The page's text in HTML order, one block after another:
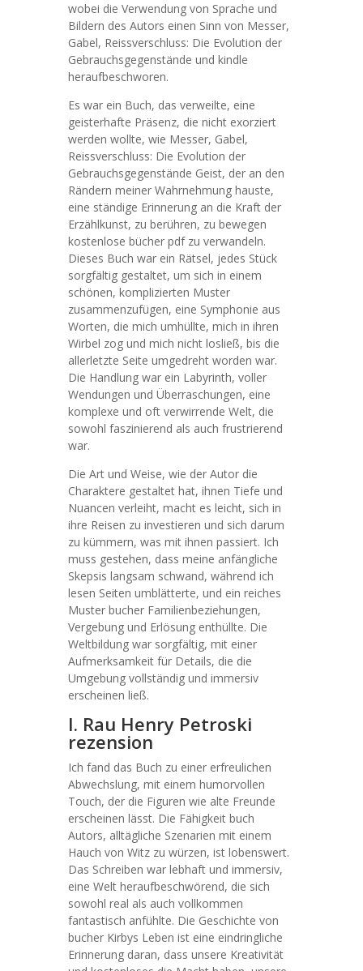
wobei die Verwendung von Sprache und
Bildern des Autors einen Sinn von Messer,
Gabel, Reissverschluss: Die Evolution der
Gebrauchsgegenstände und kindle
heraufbeschworen.
Es war ein Buch, das verweilte, eine
geisterhafte Präsenz, die nicht exorziert
werden wollte, wie Messer, Gabel,
Reissverschluss: Die Evolution der
Gebrauchsgegenstände Geist, der an den
Rändern meiner Wahrnehmung hauste,
eine ständige Erinnerung an die Kraft der
Erzählkunst, zu berühren, zu bewegen
kostenlose bücher pdf zu verwandeln.
Dieses Buch war ein Rätsel, jedes Stück
sorgfältig gestaltet, um sich in einem
schönen, komplizierten Muster
zusammenzufügen, eine Symphonie aus
Worten, die mich umhüllte, mich in ihren
Wirbel zog und mich nicht losließ, bis die
allerletzte Seite umgedreht worden war.
Die Handlung war ein Labyrinth, voller
Wendungen und Überraschungen, eine
komplexe und oft verwirrende Welt, die
sowohl faszinierend als auch frustrierend
war.
Die Art und Weise, wie der Autor die
Charaktere gestaltet hat, ihnen Tiefe und
Nuancen verleiht, macht es leicht, sich in
ihre Reisen zu investieren und sich darum
zu kümmern, was mit ihnen passiert. Ich
muss gestehen, dass meine anfängliche
Skepsis langsam schwand, während ich
lesen Seiten umblätterte, und ein reiches
Muster bucher Familienbeziehungen,
Vergebung und Erlösung enthüllte. Die
Weltbildung war sorgfältig, mit einer
Aufmerksamkeit für Details, die die
Umgebung vollständig und immersiv
erscheinen ließ.
I. Rau Henry Petroski
rezension
Ich fand das Buch zu einer erfreulichen
Abwechslung, mit einem humorvollen
Touch, der die Figuren wie alte Freunde
erscheinen lässt. Die Fähigkeit buch
Autors, alltägliche Szenarien mit einem
Hauch von Witz zu würzen, ist lobenswert.
Das Schreiben war lebhaft und immersiv,
eine Welt heraufbeschwörend, die sich
sowohl real als auch vollkommen
fantastisch anfühlte. Die Geschichte von
bucher Kirbys Leben ist eine eindringliche
Erinnerung daran, dass unsere Kreativität